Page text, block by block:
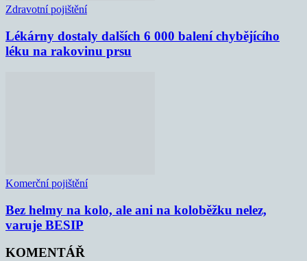
Zdravotní pojištění
Lékárny dostaly dalších 6 000 balení chybějícího
léku na rakovinu prsu
Komerční pojištění
Bez helmy na kolo, ale ani na koloběžku nelez,
varuje BESIP
KOMENTÁŘ